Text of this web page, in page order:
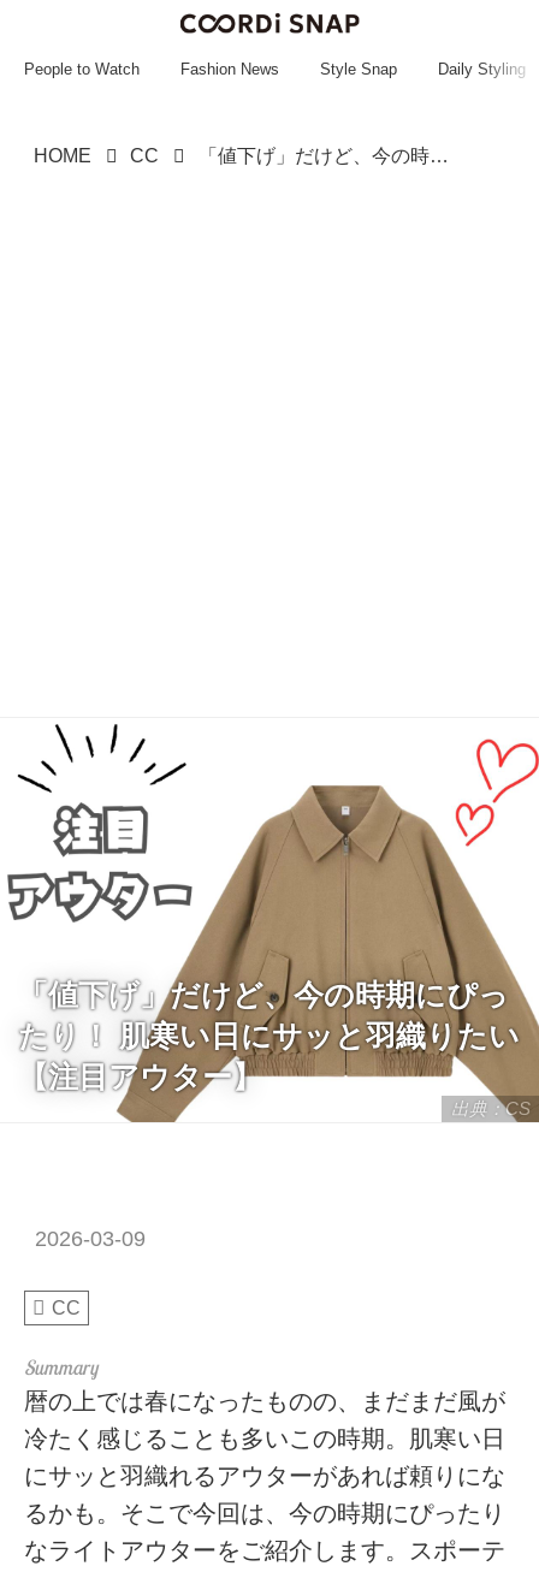
~~~~~~~~~~~
People to Watch Fashion News Style Snap Daily Styling
HOME CC 「値下げ」だけど、今の時期にぴったり！ 肌寒い日にサッと羽織りたい【注目アウター】
出典：CS
「値下げ」だけど、今の時期にぴっ
たり！ 肌寒い日にサッと羽織りたい
【注目アウター】
2026-03-09
CC
暦の上では春になったものの、まだまだ風が
冷たく感じることも多いこの時期。肌寒い日
にサッと羽織れるアウターがあれば頼りにな
るかも。そこで今回は、今の時期にぴったり
なライトアウターをご紹介します。スポーテ